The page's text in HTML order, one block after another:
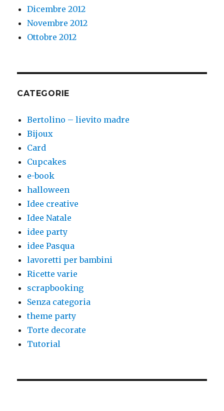
Dicembre 2012
Novembre 2012
Ottobre 2012
CATEGORIE
Bertolino – lievito madre
Bijoux
Card
Cupcakes
e-book
halloween
Idee creative
Idee Natale
idee party
idee Pasqua
lavoretti per bambini
Ricette varie
scrapbooking
Senza categoria
theme party
Torte decorate
Tutorial